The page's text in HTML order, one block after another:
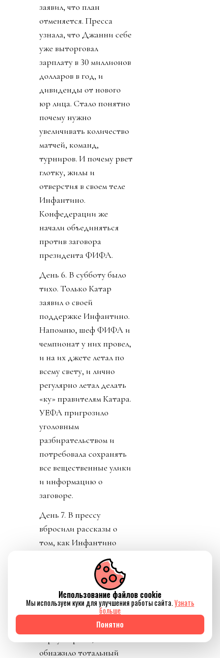
заявил, что план
отменяется. Пресса
узнала, что Джанни себе
уже выторговал
зарплату в 30 миллионов
долларов в год, и
дивиденды от нового
юр лица. Стало понятно
почему нужно
увеличивать количество
матчей, команд,
турниров. И почему рвет
глотку, жилы и
отверстия в своем теле
Инфантино.
Конфедерации же
начали объединяться
против заговора
президента ФИФА.
День 6. В субботу было
тихо. Только Катар
заявил о своей
поддержке Инфантино.
Напомню, шеф ФИФА и
чемпионат у них провел,
и на их джете летал по
всему свету, и лично
регулярно летал делать
«ку» правителям Катара.
УЕФА пригрозило
уголовным
разбирательством и
потребовала сохранять
все вещественные улики
и информацию о
заговоре.
День 7. В прессу
вбросили рассказы о
том, как Инфантино
буллили в детстве.
Публика восприняла как
должно. «Жаль тебя.
Теперь проваливай». У
тирана не только не
получилось разыграть
обнажило тотальный
Использование файлов cookie
Мы используем куки для улучшения работы сайта.Узнать
больше
Понятно